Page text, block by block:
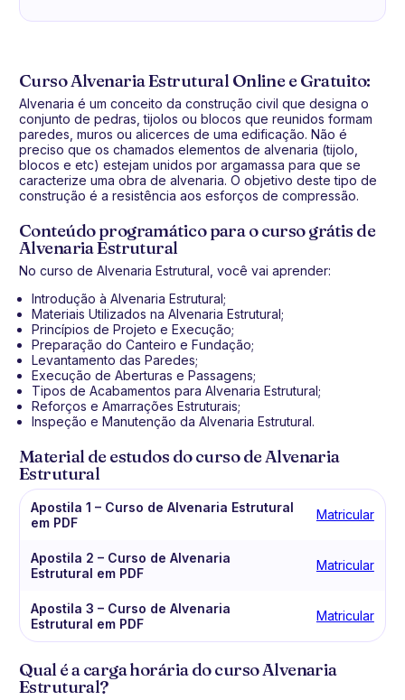
Curso Alvenaria Estrutural Online e Gratuito:
Alvenaria é um conceito da construção civil que designa o
conjunto de pedras, tijolos ou blocos que reunidos formam
paredes, muros ou alicerces de uma edificação. Não é
preciso que os chamados elementos de alvenaria (tijolo,
blocos e etc) estejam unidos por argamassa para que se
caracterize uma obra de alvenaria. O objetivo deste tipo de
construção é a resistência aos esforços de compressão.
Conteúdo programático para o curso grátis de
Alvenaria Estrutural
No curso de Alvenaria Estrutural, você vai aprender:
Introdução à Alvenaria Estrutural;
Materiais Utilizados na Alvenaria Estrutural;
Princípios de Projeto e Execução;
Preparação do Canteiro e Fundação;
Levantamento das Paredes;
Execução de Aberturas e Passagens;
Tipos de Acabamentos para Alvenaria Estrutural;
Reforços e Amarrações Estruturais;
Inspeção e Manutenção da Alvenaria Estrutural.
Material de estudos do curso de Alvenaria
Estrutural
Apostila 1 – Curso de Alvenaria Estrutural
em PDF
Matricular
Apostila 2 – Curso de Alvenaria
Estrutural em PDF
Matricular
Apostila 3 – Curso de Alvenaria
Estrutural em PDF
Matricular
Qual é a carga horária do curso Alvenaria
Estrutural?